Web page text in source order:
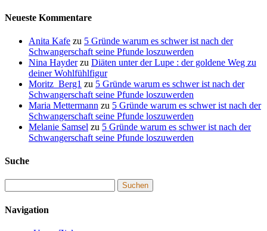
Neueste Kommentare
Anita Kafe zu 5 Gründe warum es schwer ist nach der
Schwangerschaft seine Pfunde loszuwerden
Nina Hayderzu Diäten unter der Lupe : der goldene Weg zu
deiner Wohlfühlfigur
Moritz_Berg1 zu 5 Gründe warum es schwer ist nach der
Schwangerschaft seine Pfunde loszuwerden
Maria Mettermann zu 5 Gründe warum es schwer ist nach der
Schwangerschaft seine Pfunde loszuwerden
Melanie Samsel zu 5 Gründe warum es schwer ist nach der
Schwangerschaft seine Pfunde loszuwerden
Suche
Navigation